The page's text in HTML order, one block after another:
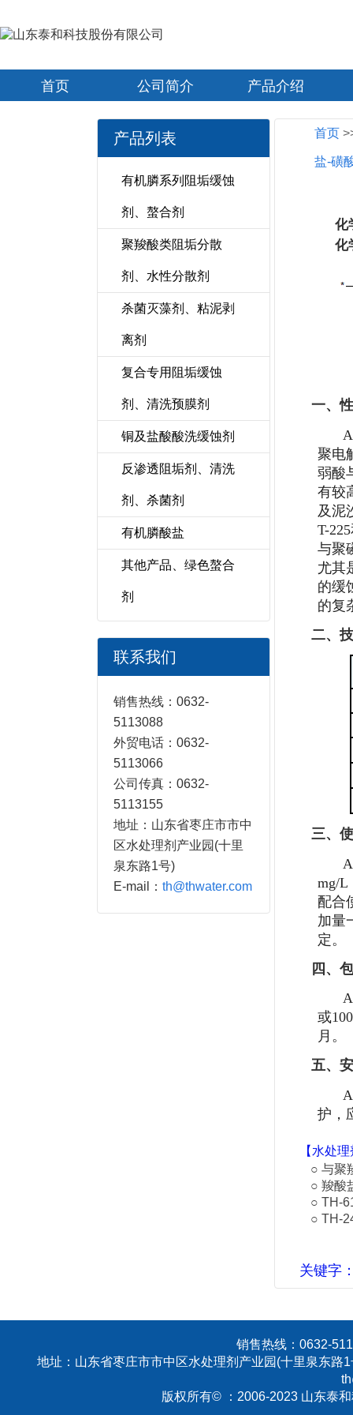
首页 公司简介 产品介绍
产品列表
有机膦系列阻垢缓蚀
剂、螯合剂
聚羧酸类阻垢分散
剂、水性分散剂
杀菌灭藻剂、粘泥剥
离剂
复合专用阻垢缓蚀
剂、清洗预膜剂
铜及盐酸酸洗缓蚀剂
反渗透阻垢剂、清洗
剂、杀菌剂
有机膦酸盐
其他产品、绿色螯合
剂
联系我们
销售热线：0632-
5113088
外贸电话：0632-
5113066
公司传真：0632-
5113155
地址：山东省枣庄市市中
区水处理剂产业园(十里
泉东路1号)
E-mail： th@thwater.com
首页
盐-磺
化
化
一、
聚电
弱酸
有较
及泥
T-
与聚
尤其
的缓
的复
二、
三、
mg/L
配合
加量
定。
四、
或
月。
五、
护，
【 水处理
○ 与聚
○ 羧酸
○ TH-
○ TH-
关键字
销售热线：0632-
地址：山东省枣庄市市中区水处理剂产业园(十里泉东路
版权所有© ：2006-2023 山东泰